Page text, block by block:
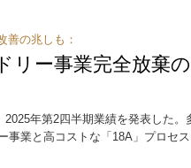
善の兆しも：
リー事業完全放棄
2025年第2四半期業績を発表した
事業と高コストな「18A」プロセ